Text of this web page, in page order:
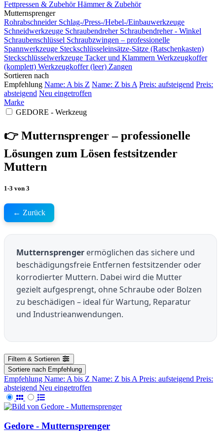
Fettpressen & Zubehör Hämmer & Zubehör
Mutternsprenger
Rohrabschneider Schlag-/Press-/Hebel-/Einbauwerkzeuge
Schneidwerkzeuge Schraubendreher Schraubendreher - Winkel
Schraubenschlüssel Schraubzwingen – professionelle
Spannwerkzeuge Steckschlüsseleinsätze-Sätze (Ratschenkasten)
Steckschlüsselwerkzeuge Tacker und Klammern Werkzeugkoffer
(komplett) Werkzeugkoffer (leer) Zangen
Sortieren nach
Empfehlung Name: A bis Z Name: Z bis A Preis: aufsteigend Preis:
absteigend Neu eingetroffen
Marke
GEDORE - Werkzeug
👉 Mutternsprenger – professionelle
Lösungen zum Lösen festsitzender
Muttern
1-3 von 3
← Zurück
Mutternsprenger ermöglichen das sichere und
beschädigungsfreie Entfernen festsitzender oder
korrodierter Muttern. Dabei wird die Mutter
gezielt aufgesprengt, ohne Schraube oder Bolzen
zu beschädigen – ideal für Wartung, Reparatur
und Industrieanwendungen.
Filtern & Sortieren
Sortiere nach Empfehlung
Empfehlung Name: A bis Z Name: Z bis A Preis: aufsteigend Preis:
absteigend Neu eingetroffen
Gedore - Mutternsprenger